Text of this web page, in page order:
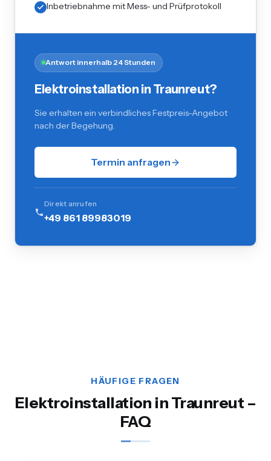
Inbetriebnahme mit Mess- und Prüfprotokoll
Antwort innerhalb 24 Stunden
Elektroinstallation in Traunreut?
Sie erhalten ein verbindliches Festpreis-Angebot
nach der Begehung.
Termin anfragen
Direkt anrufen
+49 861 89983019
HÄUFIGE FRAGEN
Elektroinstallation in Traunreut –
FAQ